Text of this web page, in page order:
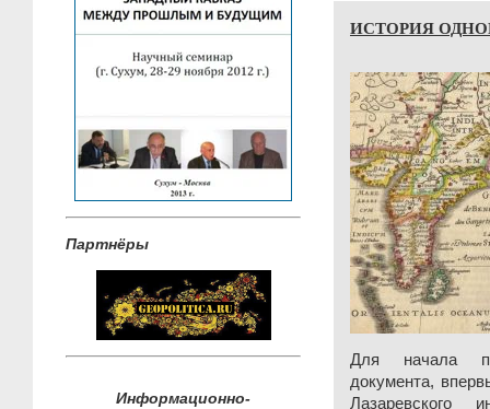
Партнёры
Информационно-
ИСТОРИЯ
Для начала
документа,
Лазаревского